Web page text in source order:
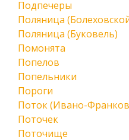
Подпечеры
Поляница
Поляница (Буковель)
Помонята
Попелов
Попельники
Пороги
Поток (Ивано-
Поточек
Поточище